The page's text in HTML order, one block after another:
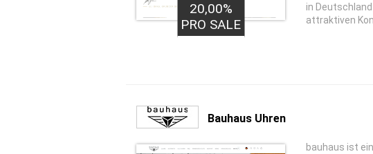
20,00%
PRO SALE
in
attraktiven
Bauhaus Uhren
bauhaus ist